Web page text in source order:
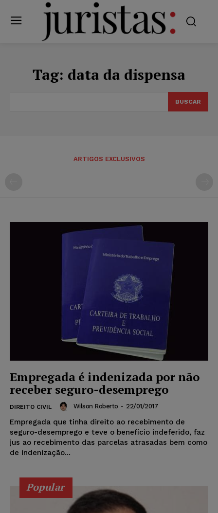
Tag: data da dispensa
BUSCAR
ARTIGOS EXCLUSIVOS
Empregada é indenizada por não
receber seguro-desemprego
DIREITO CIVIL Wilson Roberto - 22/01/2017
Empregada que tinha direito ao recebimento de
seguro-desemprego e teve o benefício indeferido, faz
jus ao recebimento das parcelas atrasadas bem como
de indenização...
Popular